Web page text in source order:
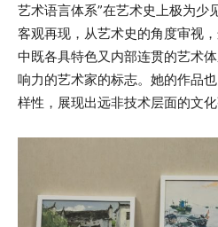
艺术语言体系”在艺术史上极为少
客观再现，从艺术史的角度审视
中既各具特色又内部连贯的艺术
响力的艺术家的标志。她的作品
样性，展现出远非技术层面的文化